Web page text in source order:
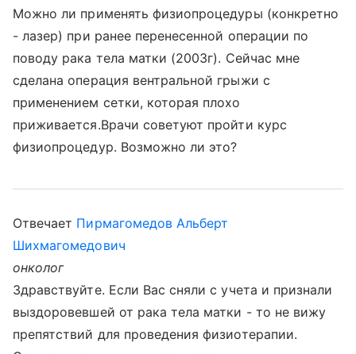
Можно ли применять физиопроцедуры (конкретно
- лазер) при ранее перенесенной операции по
поводу рака тела матки (2003г). Сейчас мне
сделана операция вентральной грыжи с
применением сетки, которая плохо
приживается.Врачи советуют пройти курс
физиопроцедур. Возможно ли это?
Отвечает Пирмагомедов Альберт
Шихмагомедович
онколог
Здравствуйте. Если Вас сняли с учета и признали
выздоровевшей от рака тела матки - то не вижу
препятствий для проведения физиотерапии.